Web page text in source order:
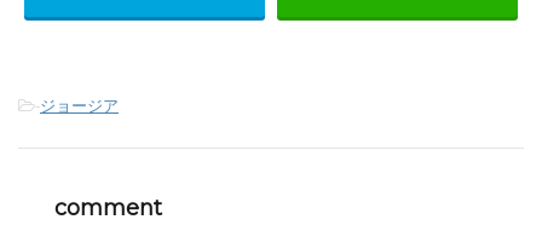
-ジョージア
comment